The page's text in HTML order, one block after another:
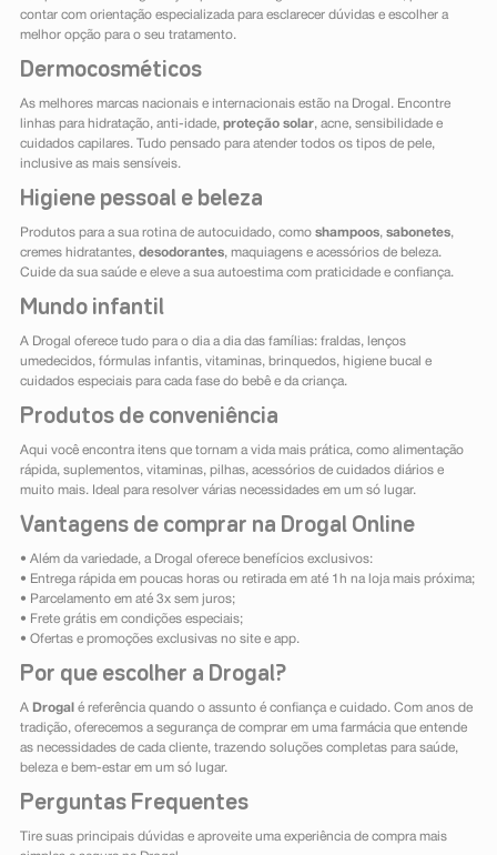
contar com orientação especializada para esclarecer dúvidas e escolher a
melhor opção para o seu tratamento.
Dermocosméticos
As melhores marcas nacionais e internacionais estão na Drogal. Encontre
linhas para hidratação, anti-idade, proteção solar, acne, sensibilidade e
cuidados capilares. Tudo pensado para atender todos os tipos de pele,
inclusive as mais sensíveis.
Higiene pessoal e beleza
Produtos para a sua rotina de autocuidado, como shampoos, sabonetes,
cremes hidratantes, desodorantes, maquiagens e acessórios de beleza.
Cuide da sua saúde e eleve a sua autoestima com praticidade e confiança.
Mundo infantil
A Drogal oferece tudo para o dia a dia das famílias: fraldas, lenços
umedecidos, fórmulas infantis, vitaminas, brinquedos, higiene bucal e
cuidados especiais para cada fase do bebê e da criança.
Produtos de conveniência
Aqui você encontra itens que tornam a vida mais prática, como alimentação
rápida, suplementos, vitaminas, pilhas, acessórios de cuidados diários e
muito mais. Ideal para resolver várias necessidades em um só lugar.
Vantagens de comprar na Drogal Online
• Além da variedade, a Drogal oferece benefícios exclusivos:
• Entrega rápida em poucas horas ou retirada em até 1h na loja mais próxima;
• Parcelamento em até 3x sem juros;
• Frete grátis em condições especiais;
• Ofertas e promoções exclusivas no site e app.
Por que escolher a Drogal?
A Drogal é referência quando o assunto é confiança e cuidado. Com anos de
tradição, oferecemos a segurança de comprar em uma farmácia que entende
as necessidades de cada cliente, trazendo soluções completas para saúde,
beleza e bem-estar em um só lugar.
Perguntas Frequentes
Tire suas principais dúvidas e aproveite uma experiência de compra mais